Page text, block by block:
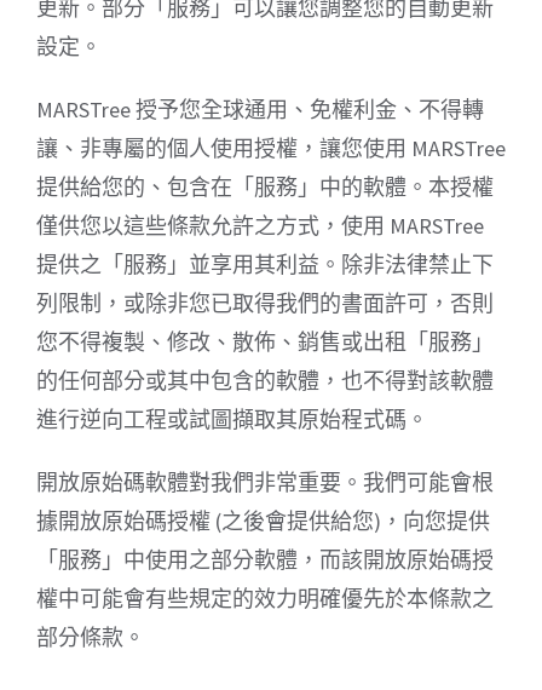
更新。部分「服務」可以讓您調整您的自動更新
設定。
MARSTree 授予您全球通用、免權利金、不得轉
讓、非專屬的個人使用授權，讓您使用 MARSTree
提供給您的、包含在「服務」中的軟體。本授權
僅供您以這些條款允許之方式，使用 MARSTree
提供之「服務」並享用其利益。除非法律禁止下
列限制，或除非您已取得我們的書面許可，否則
您不得複製、修改、散佈、銷售或出租「服務」
的任何部分或其中包含的軟體，也不得對該軟體
進行逆向工程或試圖擷取其原始程式碼。
開放原始碼軟體對我們非常重要。我們可能會根
據開放原始碼授權 (之後會提供給您)，向您提供
「服務」中使用之部分軟體，而該開放原始碼授
權中可能會有些規定的效力明確優先於本條款之
部分條款。